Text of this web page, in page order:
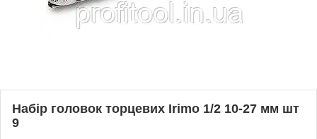
Набір головок торцевих Irimo 1/2 10-27 мм шт
9